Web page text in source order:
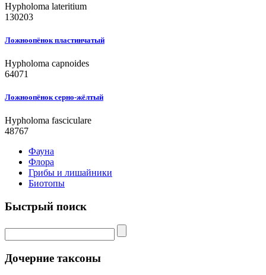
Hypholoma lateritium
130203
Ложноопёнок пластинчатый
Hypholoma capnoides
64071
Ложноопёнок серно-жёлтый
Hypholoma fasciculare
48767
Фауна
Флора
Грибы и лишайники
Биотопы
Быстрый поиск
Дочерние таксоны